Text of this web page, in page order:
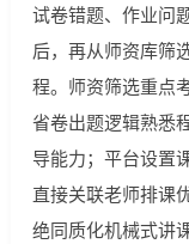
试卷错题、作业问
后，再从师资库筛
程。师资筛选重点
省卷出题逻辑熟悉
导能力；平台设置
直接关联老师排课
绝同质化机械式讲课